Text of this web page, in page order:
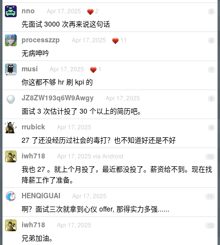
5
nno Apr 17, 2025 2
先面试 3000 次再来说这句话
6
processzzp Apr 17, 2025 11
无病呻吟
7
musi Apr 17, 2025 1
你这都不够 hr 刷 kpi 的
8
JZ8ZW193q6W9Awgy Apr 17, 2025
面试 3 次估计投了 30 个以上的简历吧。
9
rrubick Apr 17, 2025
27 了还没经历过社会的毒打？也不知道好还是不好
10
iwh718 Apr 17, 2025 via Android
我也 27 。就上个月投了，最近都没投了。薪资给不到。现在找
降薪工作了准备。
11
HENQIGUAI Apr 17, 2025
啊？面试三次就拿到心仪 offer, 那得实力多强......
12
iwh718 Apr 17, 2025
兄弟加油。